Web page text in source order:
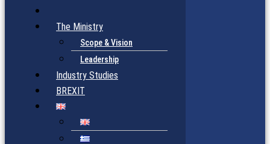
The Ministry
Scope & Vision
Leadership
Industry Studies
BREXIT